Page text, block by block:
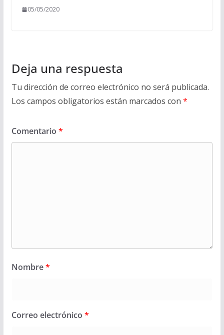
05/05/2020
Deja una respuesta
Tu dirección de correo electrónico no será publicada.
Los campos obligatorios están marcados con *
Comentario *
Nombre*
Correo electrónico *